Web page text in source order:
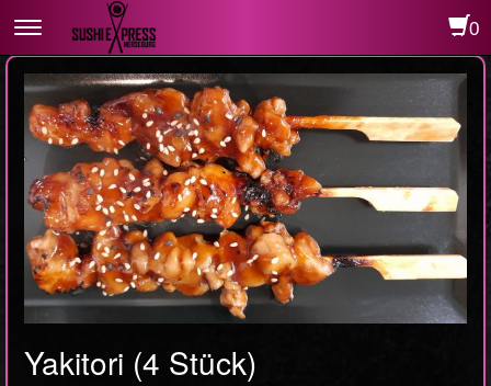
Toggle
0
Yakitori (4 Stück)